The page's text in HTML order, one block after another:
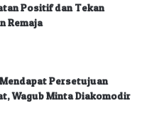
Positif dan Tekan
Remaja
Persetujuan
Wagub Minta Diakomodir